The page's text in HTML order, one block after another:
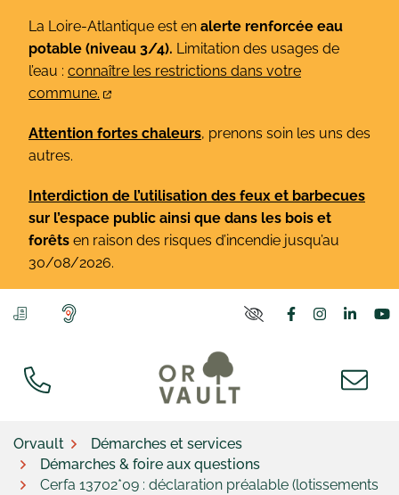
contenu
La Loire-Atlantique est en alerte renforcée eau
potable (niveau 3/4). Limitation des usages de
l’eau : connaître les restrictions dans votre
commune.
Attention fortes chaleurs, prenons soin les uns des
autres.
Interdiction de l’utilisation des feux et barbecues
sur l’espace public ainsi que dans les bois et
forêts en raison des risques d’incendie jusqu’au
30/08/2026.
Lien vers le
Lien vers
Lien
Orvault
Démarches et services
Démarches & foire aux questions
Cerfa 13702*09 : déclaration préalable (lotissements